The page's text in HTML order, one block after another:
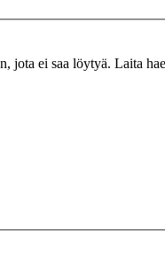
jota ei saa löytyä. Laita